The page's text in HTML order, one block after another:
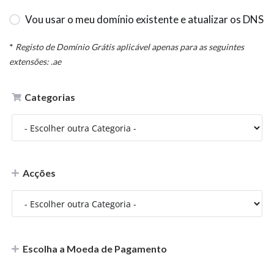
Categorias
Acções
Escolha a Moeda de Pagamento
Vou usar o meu domínio existente e atualizar os DNS
* Registo de Domínio Grátis aplicável apenas para as seguintes
extensões: .ae